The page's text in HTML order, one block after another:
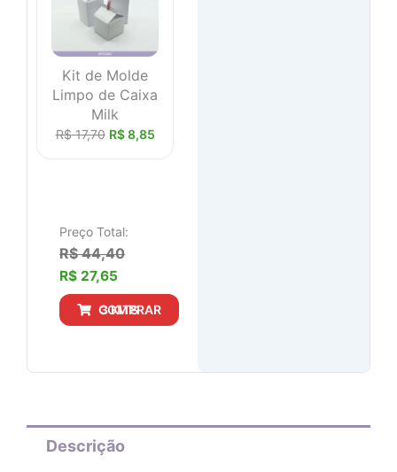
Kit de Molde
Limpo de Caixa
Milk
R$17,70 R$8,85
Preço Total:
R$ 44,40
R$ 27,65
COMPRAR 3 KITS
Descrição